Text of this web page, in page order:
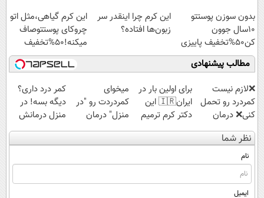
ویژه
بدون سوزن پوستتو
10سال جوون
کن50%تخفیف پاییزی
این کرم چرا اینقدر سر
زبون‌ها افتاده؟
این کرم گیاهی،مثل اتو
چروکای پوستتوصاف
میکنه!50%تخفیف
مطالب پیشنهادی
❌لازم نیست
کمردرد رو تحمل
کنی❌ درمان
بدون جراحی و
قرص
(پرسشنامه)
برای اولین بار در
ایران🇮🇷 این
دکتر کرم ترمیم
کننده 23 روزه
ساخت!
میخوای
کمردردت رو "در
منزل" درمان
کنی؟ (◂فیلم +
◂پرسش‌نامه)
کمر درد داری؟
دیگه بسه! در
منزل درمانش
کن
(◀پرسش‌نامه)
نظر شما
نام
ایمیل